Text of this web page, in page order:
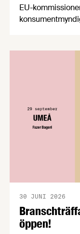
EU-
öppen!
30 JUNI 2026